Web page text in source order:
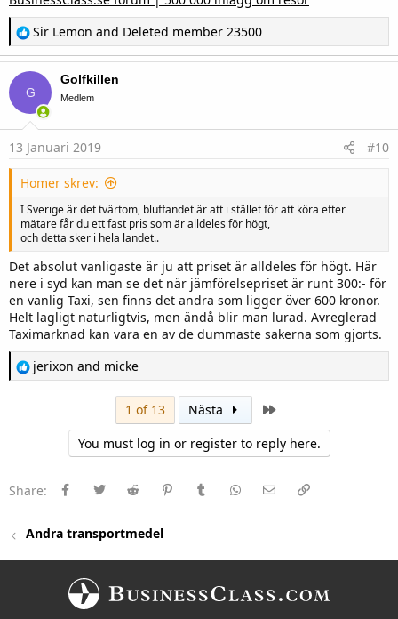
R
a
c
i
o
:
Sir Lemon and Deleted member 23500
G
Golfkillen
Medlem
13 Januari 2019 #10
Homer skrev:
I Sverige är det tvärtom, bluffandet är att i stället för att köra efter
mätare får du ett fast pris som är alldeles för högt,
och detta sker i hela landet..
Det absolut vanligaste är ju att priset är alldeles för högt. Här
nere i syd kan man se det när jämförelsepriset är runt 300:- för
en vanlig Taxi, sen finns det andra som ligger över 600 kronor.
Helt lagligt naturligtvis, men ändå blir man lurad. Avreglerad
Taximarknad kan vara en av de dummaste sakerna som gjorts.
R
e
a
jerixon and micke
1 of 13 Nästa
You must log in or register to reply here.
Share: FacebookTwitter Reddit PinterestTumblr WhatsApp
E-post
Andra transportmedel